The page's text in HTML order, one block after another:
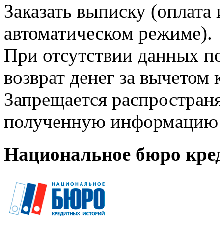
Заказать выписку
автоматическом режиме).
При отсутствии данных
возврат денег за
Запрещается
полученную информацию
Национальное бюро